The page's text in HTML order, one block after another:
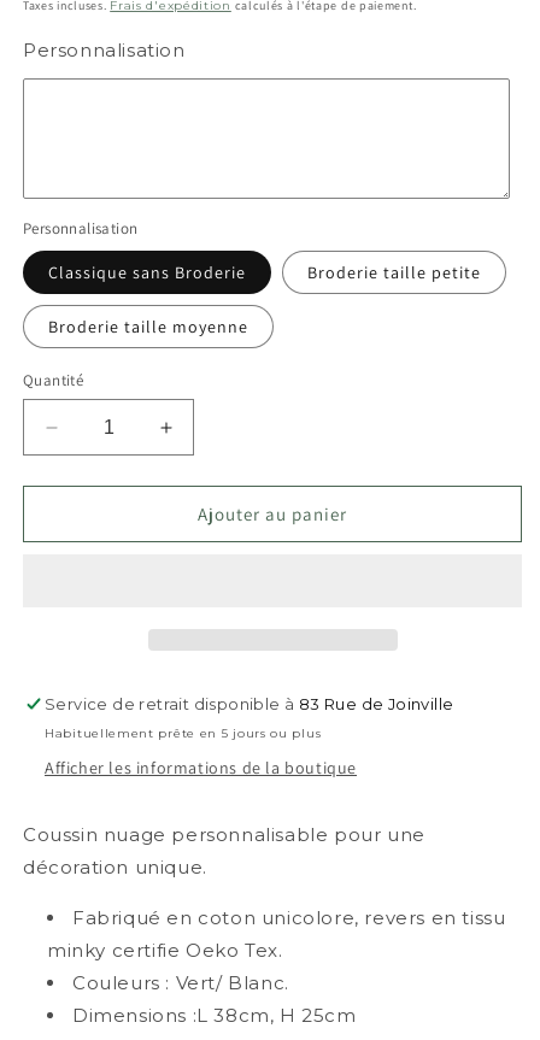
Taxes incluses. Frais d'expédition calculés à l'étape de paiement.
Personnalisation
Personnalisation
Classique sans Broderie Broderie taille petite
Broderie taille moyenne
Quantité
Réduire
la
quantité
Coussin
Augmenter
la
quantité
Coussin
Ajouter au panier
Service de retrait disponible à 83 Rue de Joinville
Habituellement prête en 5 jours ou plus
Afficher les informations de la boutique
Coussin nuage personnalisable pour une
décoration unique.
Fabriqué en coton unicolore, revers en tissu
minky certifie Oeko Tex.
Couleurs : Vert/ Blanc.
Dimensions :L 38cm, H 25cm